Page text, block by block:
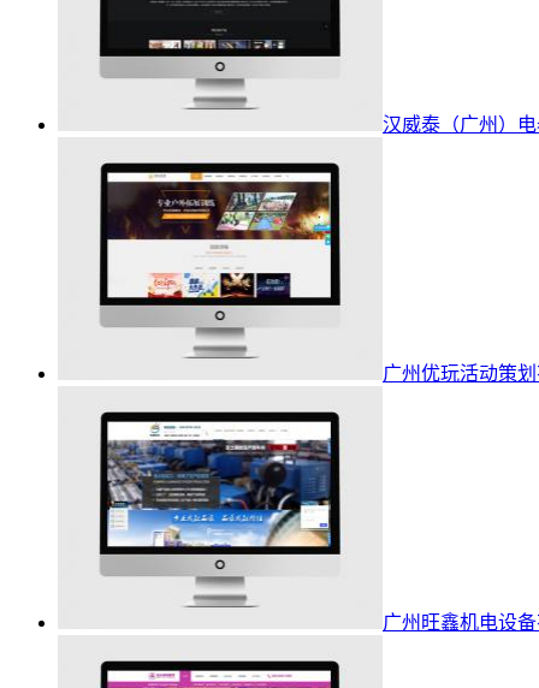
汉威泰（广州）
广州优玩活动策
广州旺鑫机电设